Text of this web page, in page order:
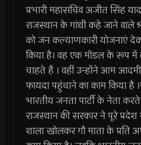
प्रभारी महासचिव अजीत सिंह
राजस्थान के गांधी कहे जाने
को जन कल्याणकारी योजनाएं
किया है। वह एक मॉडल के रूप में
चाहते हैं । वहीं उन्होंने आम
फायदा पहुंचाने का काम किया है
भारतीय जनता पार्टी के नेता
राजस्थान की सरकार ने पूरे
शाला खोलकर गौ माता के प्रति